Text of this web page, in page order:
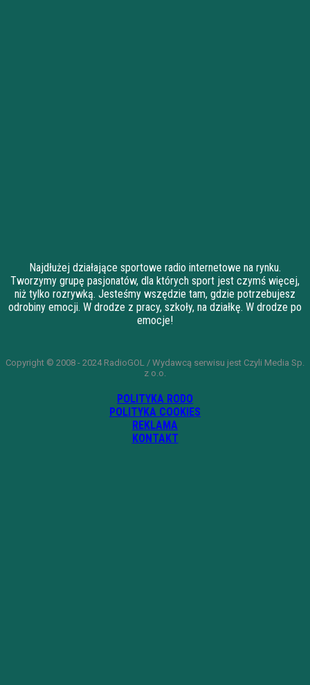
Najdłużej działające sportowe radio internetowe na rynku.
Tworzymy grupę pasjonatów, dla których sport jest czymś więcej,
niż tylko rozrywką. Jesteśmy wszędzie tam, gdzie potrzebujesz
odrobiny emocji. W drodze z pracy, szkoły, na działkę. W drodze po
emocje!
Copyright © 2008 - 2024 RadioGOL / Wydawcą serwisu jest Czyli Media Sp.
z o.o.
POLITYKA RODO
POLITYKA COOKIES
REKLAMA
KONTAKT